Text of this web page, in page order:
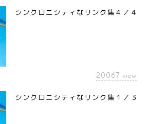
シンクロニシティなリンク集４／４
20067 view
シンクロニシティなリンク集１／３